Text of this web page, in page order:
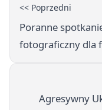
<< Poprzedni
Poranne
fotograficzny dla
Agresywny